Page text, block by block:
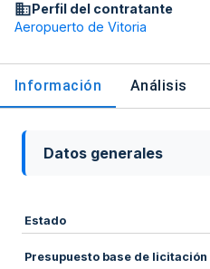
Perfil del contratante
Aeropuerto de Vitoria
Información Análisis
Datos generales
Estado
Presupuesto base de licitación